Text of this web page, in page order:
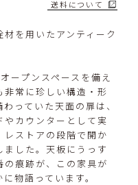
送料について
を用いたアンティーク
ープンスペースを備え
非常に珍しい構造・形
っていた天面の扉は、
やカウンターとして実
レストアの段階で開か
ました。天板にうっす
の痕跡が、この家具が
物語っています。